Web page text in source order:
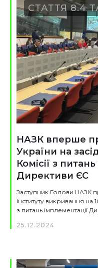
СТАТТЯ 8.4
НАЗК вперше
України на
Комісії з
Директиви ЄС
Заступник Голови НАЗК
інституту викривання на
з питань імплементації
25.12.2024